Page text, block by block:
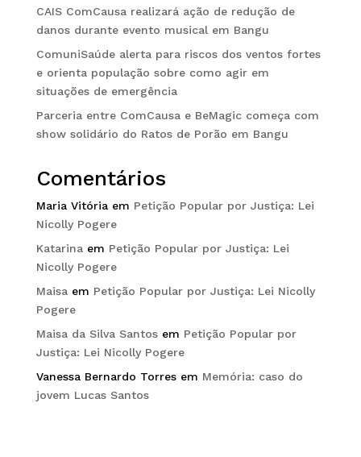
CAIS ComCausa realizará ação de redução de
danos durante evento musical em Bangu
ComuniSaúde alerta para riscos dos ventos fortes
e orienta população sobre como agir em
situações de emergência
Parceria entre ComCausa e BeMagic começa com
show solidário do Ratos de Porão em Bangu
Comentários
Maria Vitóriaem Petição Popular por Justiça: Lei
Nicolly Pogere
Katarinaem Petição Popular por Justiça: Lei
Nicolly Pogere
Maisaem Petição Popular por Justiça: Lei Nicolly
Pogere
Maisa da Silva Santosem Petição Popular por
Justiça: Lei Nicolly Pogere
Vanessa Bernardo Torresem Memória: caso do
jovem Lucas Santos